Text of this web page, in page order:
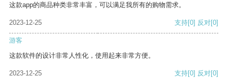
这款app的商品种类非常丰富，可以满足我所有的购物需求。
2023-12-25 支持[0] 反对[0]
游客
这款软件的设计非常人性化，使用起来非常方便。
2023-12-25 支持[0] 反对[0]